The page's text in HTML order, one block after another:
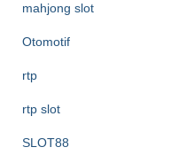
mahjong slot
Otomotif
rtp
rtp slot
SLOT88